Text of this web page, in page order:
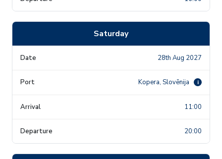
Saturday
28th Aug 2027
Kopera, Slovēnija i
11:00
20:00